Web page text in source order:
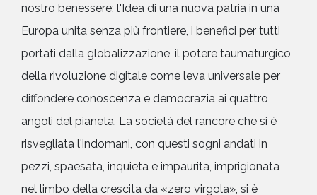
nostro benessere: l'Idea di una nuova patria in una
Europa unita senza più frontiere, i benefici per tutti
portati dalla globalizzazione, il potere taumaturgico
della rivoluzione digitale come leva universale per
diffondere conoscenza e democrazia ai quattro
angoli del pianeta. La società del rancore che si è
risvegliata l'indomani, con questi sogni andati in
pezzi, spaesata, inquieta e impaurita, imprigionata
nel limbo della crescita da «zero virgola», si è